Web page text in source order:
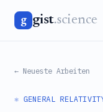
g gist.science
← Neueste Arbeiten
⚛️ GENERAL